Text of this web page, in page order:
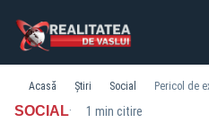
Acasă Știri Social
SOCIAL· 1 min citire